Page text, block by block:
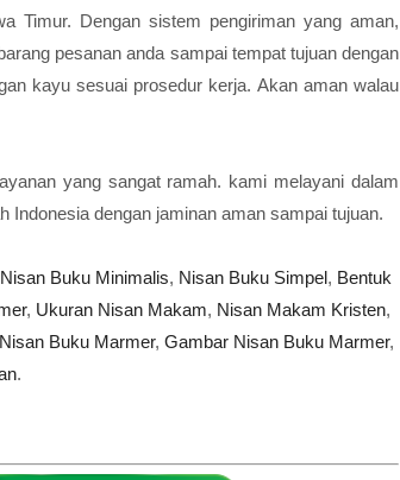
Timur. Dengan sistem pengiriman yang aman,
pesanan anda sampai tempat tujuan dengan
kayu sesuai prosedur kerja. Akan aman walau
yang sangat ramah. kami melayani dalam
Indonesia dengan jaminan aman sampai tujuan.
Nisan Buku Minimalis, Nisan Buku Simpel, Bentuk
, Ukuran Nisan Makam, Nisan Makam Kristen,
Buku Marmer, Gambar Nisan Buku Marmer,
.